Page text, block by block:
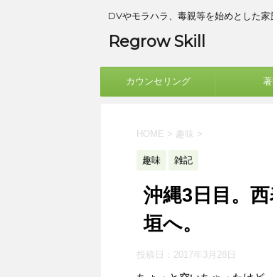
DVやモラハラ、毒親等を始めとした
Regrow Skill
カウンセリング
HOME > 趣味 >
趣味 雑記
沖縄3日目。
垣へ。
投稿日： 2017年3月28日